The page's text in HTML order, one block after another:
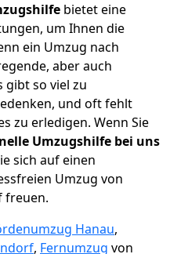
bietet eine
um Ihnen die
ein Umzug nach
aber auch
gibt so viel zu
und oft fehlt
zu erledigen. Wenn Sie
Umzugshilfe bei uns
sich auf einen
Umzug von
freuen.
Hanau,
, Fernumzug von